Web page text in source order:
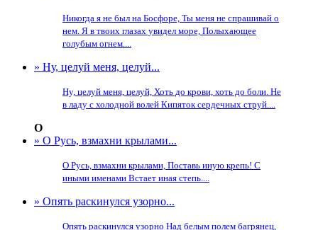
Никогда я не был на Босфоре, Ты меня не спрашивай о
нем. Я в твоих глазах увидел море, Полыхающее
голубым огнем....
» Ну, целуй меня, целуй...
Ну, целуй меня, целуй, Хоть до крови, хоть до боли. Не
в ладу с холодной волей Кипяток сердечных струй....
О
» О Русь, взмахни крылами...
О Русь, взмахни крылами, Поставь иную крепь! С
иными именами Встает иная степь....
» Опять раскинулся узорно...
Опять раскинулся узорно Над белым полем багрянец,